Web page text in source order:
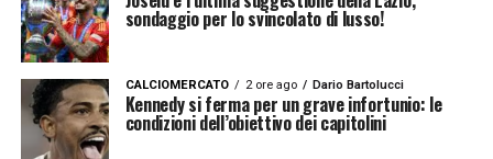
sondaggio per lo svincolato di lusso!
CALCIOMERCATO 2 ore ago Dario Bartolucci
Kennedy si ferma per un grave infortunio: le
condizioni dell’obiettivo dei capitolini